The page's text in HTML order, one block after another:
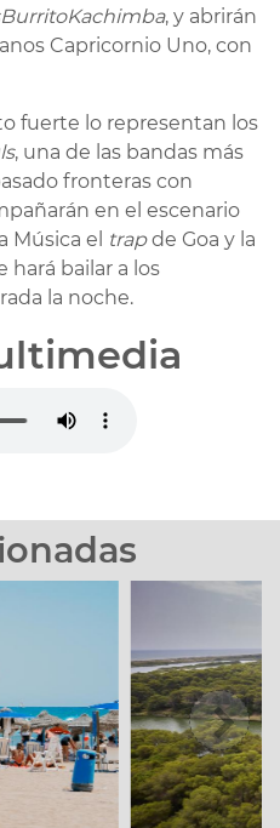
BurritoKachimba, y abrirán
Capricornio Uno, con
fuerte lo representan los
, una de las bandas más
fronteras con
en el escenario
Música el trapde Goa y la
hará bailar a los
la noche.